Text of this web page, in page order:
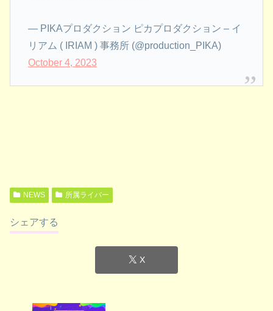
— PIKAプロダクション ピカプロダクション – イ
リアム ( IRIAM ) 事務所 (@production_PIKA)
October 4, 2023
NEWS 所属ライバー
シェアする
X